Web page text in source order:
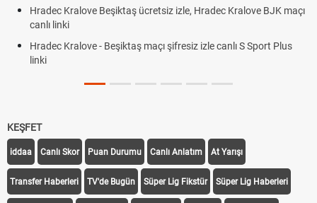
ücretsiz izle, Hradec Kralove BJK maçı
Beşiktaş maçı şifresiz izle canlı S Sport Plus
Plonjon Nedir?
KEŞFET
iddaa Canlı Skor Puan Durumu Canlı Anlatım At Yarışı
Transfer Haberleri TV'de Bugün Süper Lig Fikstür Süper Lig Haberleri